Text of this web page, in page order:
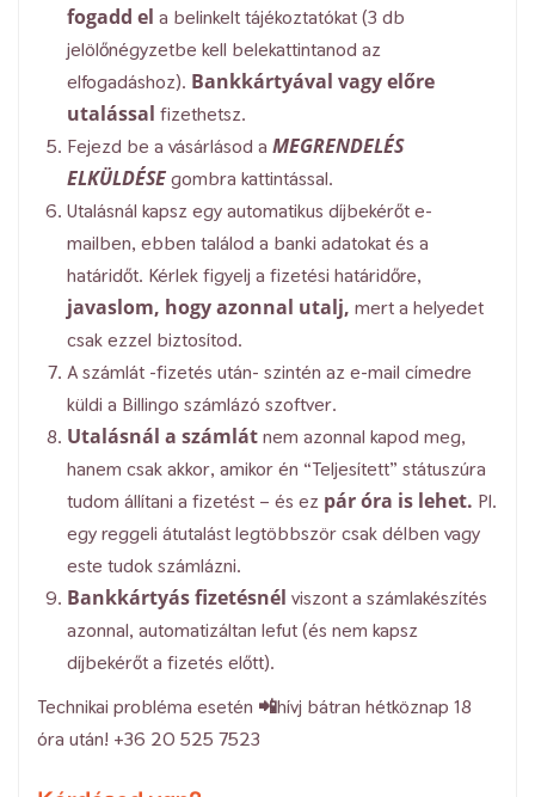
fogadd el a belinkelt tájékoztatókat (3 db
jelölőnégyzetbe kell belekattintanod az
elfogadáshoz). Bankkártyával vagy előre
utalással fizethetsz.
Fejezd be a vásárlásod a MEGRENDELÉS
ELKÜLDÉSEgombra kattintással.
Utalásnál kapsz egy automatikus díjbekérőt e-
mailben, ebben találod a banki adatokat és a
határidőt. Kérlek figyelj a fizetési határidőre,
javaslom, hogy azonnal utalj, mert a helyedet
csak ezzel biztosítod.
A számlát -fizetés után- szintén az e-mail címedre
küldi a Billingo számlázó szoftver.
Utalásnál a számlátnem azonnal kapod meg,
hanem csak akkor, amikor én “Teljesített” státuszúra
tudom állítani a fizetést – és ez pár óra is lehet. Pl.
egy reggeli átutalást legtöbbször csak délben vagy
este tudok számlázni.
Bankkártyás fizetésnél viszont a számlakészítés
azonnal, automatizáltan lefut (és nem kapsz
díjbekérőt a fizetés előtt).
Technikai probléma esetén 📲hívj bátran hétköznap 18
óra után! +36 20 525 7523